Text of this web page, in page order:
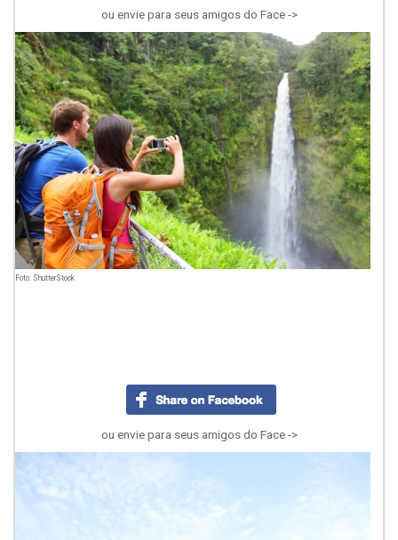
ou envie para seus amigos do Face ->
Foto: ShutterStock
ou envie para seus amigos do Face ->